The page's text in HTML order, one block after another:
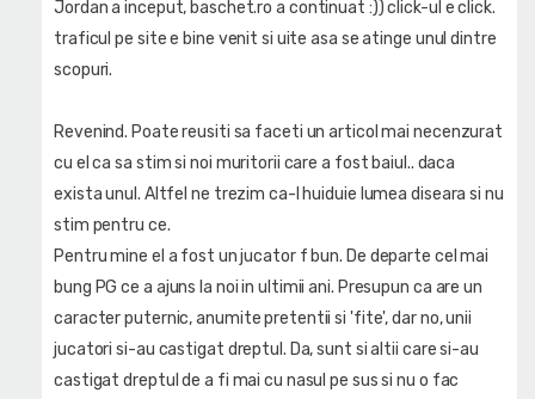
Jordan a inceput, baschet.ro a continuat :)) click-ul e click.
traficul pe site e bine venit si uite asa se atinge unul dintre
scopuri.
Revenind. Poate reusiti sa faceti un articol mai necenzurat
cu el ca sa stim si noi muritorii care a fost baiul.. daca
exista unul. Altfel ne trezim ca-l huiduie lumea diseara si nu
stim pentru ce.
Pentru mine el a fost un jucator f bun. De departe cel mai
bung PG ce a ajuns la noi in ultimii ani. Presupun ca are un
caracter puternic, anumite pretentii si 'fite', dar no, unii
jucatori si-au castigat dreptul. Da, sunt si altii care si-au
castigat dreptul de a fi mai cu nasul pe sus si nu o fac